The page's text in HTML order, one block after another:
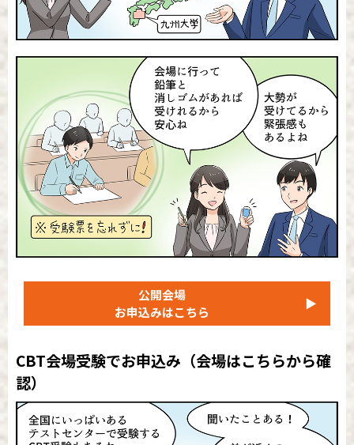
公開会場
お申込みはこちら
▶
CBT会場受験でお申込み （会場はこちらから確
認）